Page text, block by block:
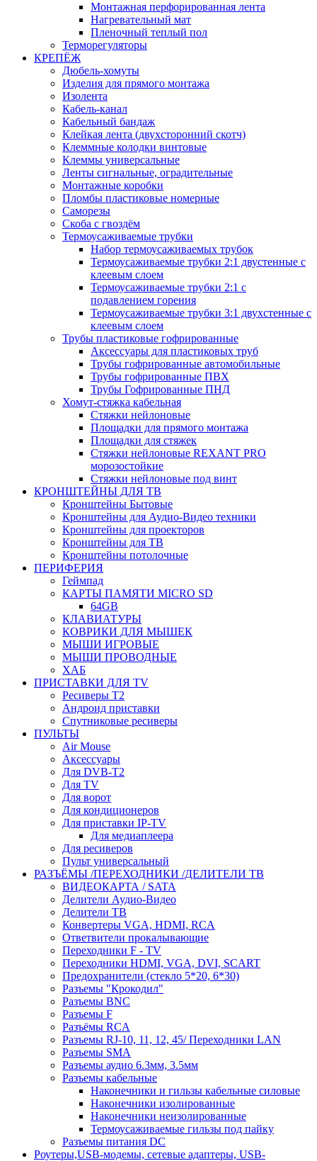
Монтажная перфорированная лента
Нагревательный мат
Пленочный теплый пол
Терморегуляторы
КРЕПЁЖ
Дюбель-хомуты
Изделия для прямого монтажа
Изолента
Кабель-канал
Кабельный бандаж
Клейкая лента (двухсторонний скотч)
Клеммные колодки винтовые
Клеммы универсальные
Ленты сигнальные, оградительные
Монтажные коробки
Пломбы пластиковые номерные
Саморезы
Скоба с гвоздём
Термоусаживаемые трубки
Набор термоусаживаемых трубок
Термоусаживаемые трубки 2:1 двустенные с
клеевым слоем
Термоусаживаемые трубки 2:1 с
подавлением горения
Термоусаживаемые трубки 3:1 двухстенные с
клеевым слоем
Трубы пластиковые гофрированные
Аксессуары для пластиковых труб
Трубы гофрированные автомобильные
Трубы гофрированные ПВХ
Трубы Гофрированные ПНД
Хомут-стяжка кабельная
Cтяжки нейлоновые
Площадки для прямого монтажа
Площадки для стяжек
Стяжки нейлоновые REXANT PRO
морозостойкие
Стяжки нейлоновые под винт
КРОНШТЕЙНЫ ДЛЯ ТВ
Кронштейны Бытовые
Кронштейны для Аудио-Видео техники
Кронштейны для проекторов
Кронштейны для ТВ
Кронштейны потолочные
ПЕРИФЕРИЯ
Геймпад
КАРТЫ ПАМЯТИ MICRO SD
64GB
КЛАВИАТУРЫ
КОВРИКИ ДЛЯ МЫШЕК
МЫШИ ИГРОВЫЕ
МЫШИ ПРОВОДНЫЕ
ХАБ
ПРИСТАВКИ ДЛЯ TV
Ресиверы Т2
Андроид приставки
Спутниковые ресиверы
ПУЛЬТЫ
Air Mouse
Аксессуары
Для DVB-T2
Для TV
Для ворот
Для кондиционеров
Для приставки IP-TV
Для медиаплеера
Для ресиверов
Пульт универсальный
РАЗЪЁМЫ /ПЕРЕХОДНИКИ /ДЕЛИТЕЛИ ТВ
ВИДЕОКАРТА / SATA
Делители Аудио-Видео
Делители ТВ
Конвертеры VGA, HDMI, RCA
Ответвители прокалывающие
Переходники F - TV
Переходники HDMI, VGA, DVI, SCART
Предохранители (стекло 5*20, 6*30)
Разъемы "Крокодил"
Разъемы BNC
Разъемы F
Разъёмы RCA
Разъемы RJ-10, 11, 12, 45/ Переходники LAN
Разъемы SMA
Разъемы аудио 6.3мм, 3.5мм
Разъемы кабельные
Наконечники и гильзы кабельные силовые
Наконечники изолированные
Наконечники неизолированные
Термоусаживаемые гильзы под пайку
Разъемы питания DC
Роутеры,USB-модемы, сетевые адаптеры, USB-